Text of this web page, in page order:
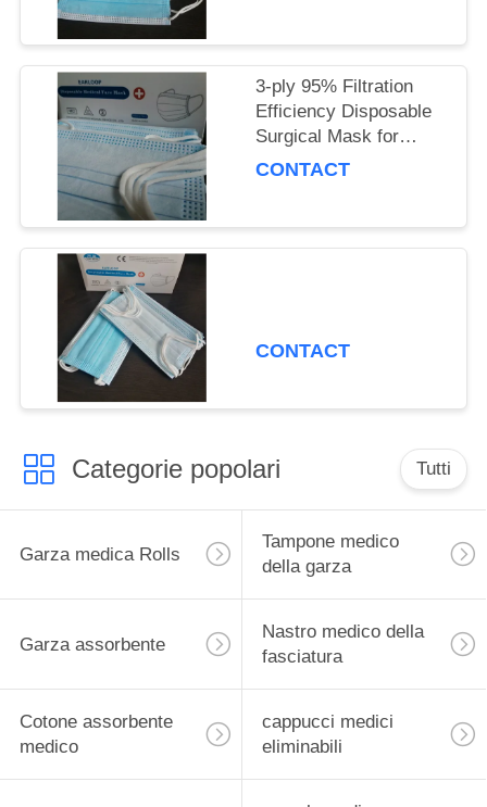
3-ply 95% Filtration
Efficiency Disposable
Surgical Mask for
Adults, Polypropylene
CONTACT
CONTACT
Categorie popolari Tutti
Garza medica Rolls
Tampone medico
della garza
Garza assorbente
Nastro medico della
fasciatura
Cotone assorbente
medico
cappucci medici
eliminabili